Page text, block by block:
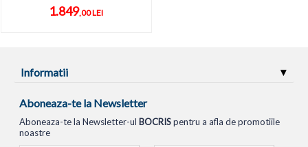
1.849,00 LEI
Informatii
Aboneaza-te la Newsletter
Aboneaza-te la Newsletter-ul BOCRISpentru a afla de promotiile
noastre